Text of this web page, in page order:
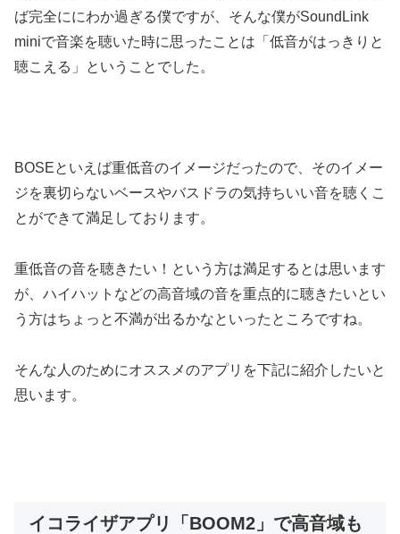
ば完全ににわか過ぎる僕ですが、そんな僕がSoundLink
miniで音楽を聴いた時に思ったことは「低音がはっきりと
聴こえる」ということでした。
BOSEといえば重低音のイメージだったので、そのイメー
ジを裏切らないベースやバスドラの気持ちいい音を聴くこ
とができて満足しております。
重低音の音を聴きたい！という方は満足するとは思います
が、ハイハットなどの高音域の音を重点的に聴きたいとい
う方はちょっと不満が出るかなといったところですね。
そんな人のためにオススメのアプリを下記に紹介したいと
思います。
イコライザアプリ「BOOM2」で高音域も